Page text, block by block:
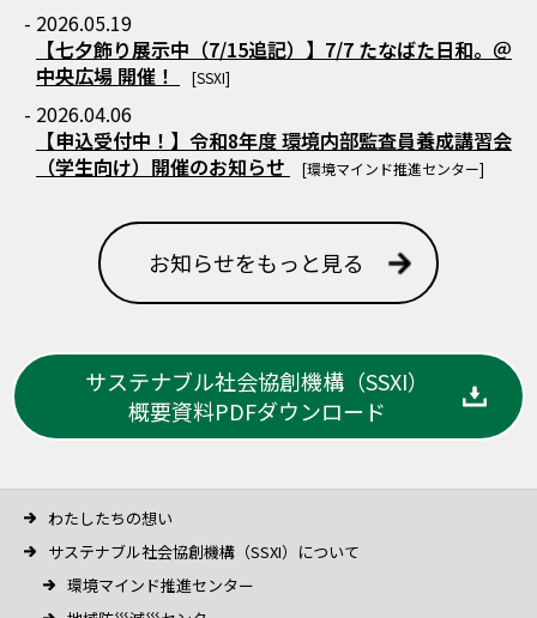
- 2026.05.19
【七夕飾り展示中（7/15追記）】7/7 たなばた日和。＠
中央広場 開催！
[SSXI]
- 2026.04.06
【申込受付中！】令和8年度 環境内部監査員養成講習会
（学生向け）開催のお知らせ
[環境マインド推進センター]
お知らせをもっと見る
サステナブル社会協創機構（SSXI）
概要資料PDFダウンロード
わたしたちの想い
サステナブル社会協創機構（SSXI）について
環境マインド推進センター